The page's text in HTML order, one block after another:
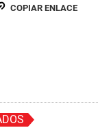
COPIAR ENLACE